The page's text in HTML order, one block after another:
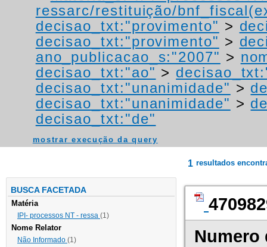
ressarc/restituição/
decisao_txt:"provimento" >
decisao_txt:"provimento" >
ano_publicacao_s:"2007" >
decisao_txt:"ao" >
decisao_txt:"unanimidade" >
decisao_txt:"unanimidade" >
decisao_txt:"de"
mostrar execução da query
BUSCA FACETADA
Matéria
IPI- processos NT - ressa (1)
Nome Relator
Não Informado (1)
1 resultados
Numero